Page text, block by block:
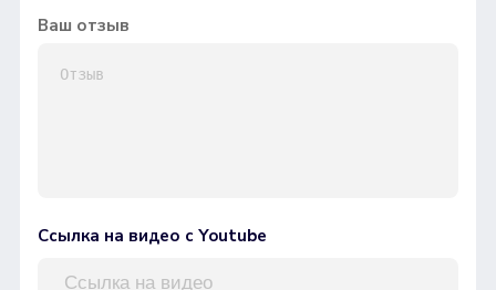
Ваш отзыв
Ссылка на видео с Youtube